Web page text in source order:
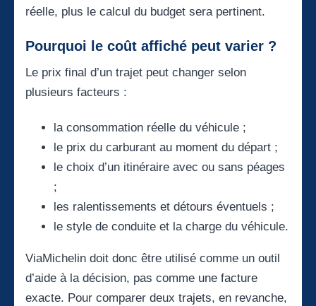
réelle, plus le calcul du budget sera pertinent.
Pourquoi le coût affiché peut varier ?
Le prix final d’un trajet peut changer selon
plusieurs facteurs :
la consommation réelle du véhicule ;
le prix du carburant au moment du départ ;
le choix d’un itinéraire avec ou sans péages
;
les ralentissements et détours éventuels ;
le style de conduite et la charge du véhicule.
ViaMichelin doit donc être utilisé comme un outil
d’aide à la décision, pas comme une facture
exacte. Pour comparer deux trajets, en revanche,